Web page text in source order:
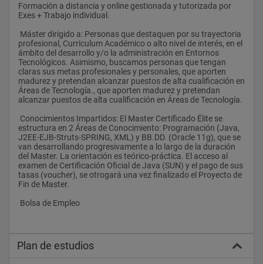
Formación a distancia y online gestionada y tutorizada por
Exes + Trabajo individual.
profesional, Curriculum Académico o alto nivel de interés, en el
ámbito del desarrollo y/o la administración en Entornos
Tecnológicos. Asimismo, buscamos personas que tengan
claras sus metas profesionales y personales, que aporten
madurez y pretendan alcanzar puestos de alta cualificación en
Áreas de Tecnología., que aporten madurez y pretendan
alcanzar puestos de alta cualificación en Áreas de Tecnología.
estructura en 2 Áreas de Conocimiento: Programación (Java,
J2EE-EJB-Struts-SPRING, XML) y BB.DD. (Oracle 11g), que se
van desarrollando progresivamente a lo largo de la duración
del Master. La orientación es teórico-práctica. El acceso al
examen de Certificación Oficial de Java (SUN) y el pago de sus
tasas (voucher), se otrogará una vez finalizado el Proyecto de
Fin de Master.
Bolsa de Empleo
Plan de estudios